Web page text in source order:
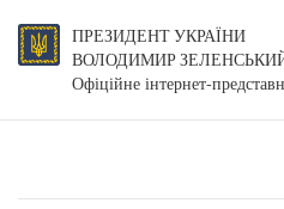
ПРЕЗИДЕНТ УКРАЇНИ
ВОЛОДИМИР
Офіційне інтернет-